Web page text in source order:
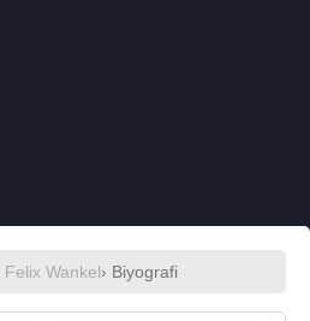
Felix Wankel› Biyografi